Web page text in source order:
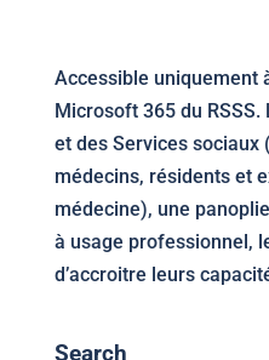
Accessible uniquement
Microsoft 365 du
et des Services sociaux
médecins, résidents et
médecine), une
à usage professionnel,
d’accroitre leurs
Search